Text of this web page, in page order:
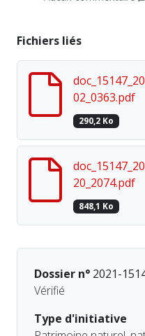
Fichiers liés
02_0363.pdf
290,2 Ko
20_2074.pdf
848,1 Ko
Dossier n° 2021-
Vérifié
Type d'initiative